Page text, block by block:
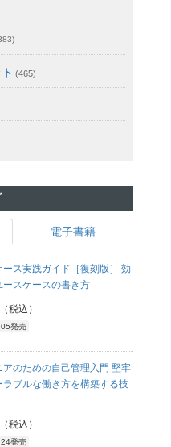
(465)
電子書籍
ース実践ガイド［復刻版］ 効
ースケースの書き方
税込）
発売
アのための自己管理入門 堅牢
ラブルな働き方を構築する技
税込）
発売